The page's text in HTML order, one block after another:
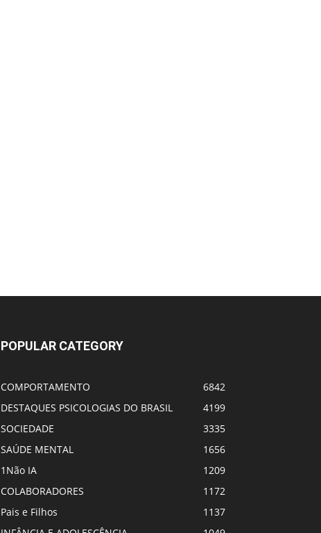
POPULAR CATEGORY
COMPORTAMENTO
6842
DESTAQUES PSICOLOGIAS DO BRASIL
4199
SOCIEDADE
3335
SAÚDE MENTAL
1656
1Não IA
1209
COLABORADORES
1172
Pais e Filhos
1137